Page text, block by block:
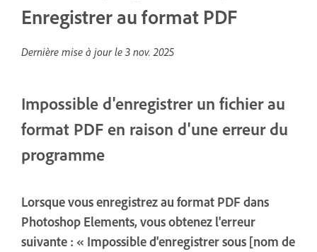
Enregistrer au format PDF
Dernière mise à jour le 3 nov. 2025
Impossible d'enregistrer un fichier au
format PDF en raison d'une erreur du
programme
Lorsque vous enregistrez au format PDF dans
Photoshop Elements, vous obtenez l'erreur
suivante : « Impossible d'enregistrer sous [nom de